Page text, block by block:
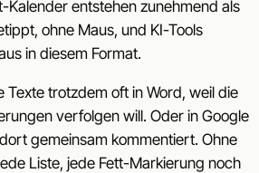
Kalender entstehen zunehmend als
ohne Maus, und KI-Tools
in diesem Format.
Texte trotzdem oft in Word, weil die
verfolgen will. Oder in Google
gemeinsam kommentiert. Ohne
Liste, jede Fett-Markierung noch